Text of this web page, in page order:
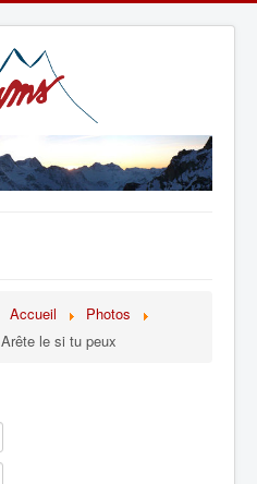
Accueil
Photos
Arête le si tu peux